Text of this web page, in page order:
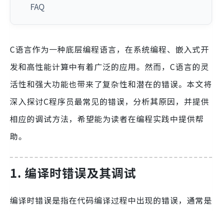
FAQ
C语言作为一种底层编程语言，在系统编程、嵌入式开
发和高性能计算中有着广泛的应用。然而，C语言的灵
活性和强大功能也带来了复杂性和潜在的错误。本文将
深入探讨C程序员最常见的错误，分析其原因，并提供
相应的调试方法，希望能为读者在编程实践中提供帮
助。
1. 编译时错误及其调试
编译时错误是指在代码编译过程中出现的错误，通常是